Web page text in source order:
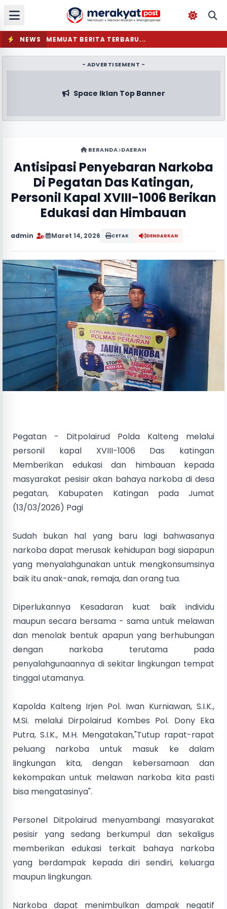
NEWS MEMUAT BERITA TERBARU...
- ADVERTISEMENT -
Space Iklan Top Banner
BERANDA DAERAH
Antisipasi Penyebaran Narkoba
Di Pegatan Das Katingan,
Personil Kapal XVIII-1006 Berikan
Edukasi dan Himbauan
admin Maret 14, 2026 CETAK DENGARKAN
Pegatan - Ditpolairud Polda Kalteng melalui
personil kapal XVIII-1006 Das katingan
Memberikan edukasi dan himbauan kepada
masyarakat pesisir akan bahaya narkoba di desa
pegatan, Kabupaten Katingan pada Jumat
(13/03/2026) Pagi
Sudah bukan hal yang baru lagi bahwasanya
narkoba dapat merusak kehidupan bagi siapapun
yang menyalahgunakan untuk mengkonsumsinya
baik itu anak-anak, remaja, dan orang tua.
Diperlukannya Kesadaran kuat baik individu
maupun secara bersama - sama untuk melawan
dan menolak bentuk apapun yang berhubungan
dengan narkoba terutama pada
penyalahgunaannya di sekitar lingkungan tempat
tinggal utamanya.
Kapolda Kalteng Irjen Pol. Iwan Kurniawan, S.I.K.,
M.Si. melalui Dirpolairud Kombes Pol. Dony Eka
Putra, S.I.K., M.H. Mengatakan,"Tutup rapat-rapat
peluang narkoba untuk masuk ke dalam
lingkungan kita, dengan kebersamaan dan
kekompakan untuk melawan narkoba kita pasti
bisa mengatasinya".
Personel Ditpolairud menyambangi masyarakat
pesisir yang sedang berkumpul dan sekaligus
memberikan edukasi terkait bahaya narkoba
yang berdampak kepada diri sendiri, keluarga
maupun lingkungan.
Narkoba dapat menimbulkan dampak negatif